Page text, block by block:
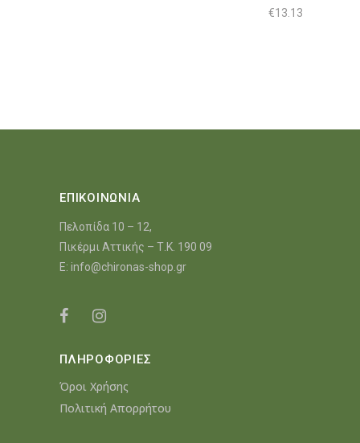
€13.13
ΕΠΙΚΟΙΝΩΝΙΑ
Πελοπίδα 10 – 12,
Πικέρμι Αττικής – Τ.Κ. 190 09
E: info@chironas-shop.gr
ΠΛΗΡΟΦΟΡΙΕΣ
Όροι Χρήσης
Πολιτική Απορρήτου